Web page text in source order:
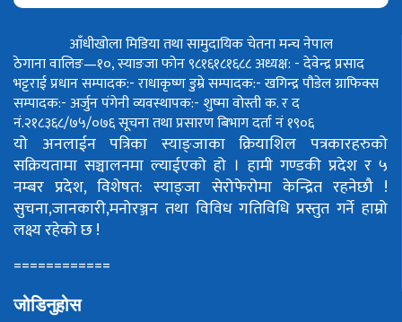
आँधीखोला मिडिया तथा सामुदायिक चेतना मन्च नेपाल
ठेगाना वालिङ—१०, स्याङजा फोन ९८१६१८१६८८अध्यक्ष: - देवेन्द्र प्रसाद
भट्टराईप्रधान सम्पादक:- राधाकृष्ण डुम्रेसम्पादक:- खगिन्द्र पौडेलग्राफिक्स
सम्पादक:- अर्जुन पंगेनीव्यवस्थापक:- शुष्मा वोस्तीक. र द
नं.२१८३६८/७५/०७६सूचना तथा प्रसारण बिभाग दर्ता नं १९०६
यो अनलाईन पत्रिका स्याङ्जाका क्रियाशिल पत्रकारहरुको
सक्रियतामा सञ्चालनमा ल्याईएको हो । हामी गण्डकी प्रदेश र ५
नम्बर प्रदेश, विशेषत: स्याङ्जा सेरोफेरोमा केन्द्रित रहनेछौ !
सुचना,जानकारी,मनोरञ्जन तथा विविध गतिविधि प्रस्तुत गर्ने हाम्रो
लक्ष्य रहेको छ !
============
जोडिनुहोस